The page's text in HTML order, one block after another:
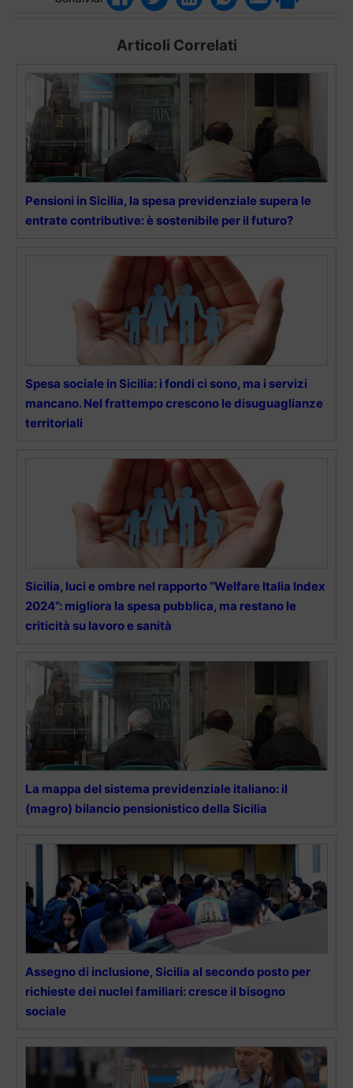
Articoli Correlati
Pensioni in Sicilia, la spesa previdenziale supera le
entrate contributive: è sostenibile per il futuro?
Spesa sociale in Sicilia: i fondi ci sono, ma i servizi
mancano. Nel frattempo crescono le disuguaglianze
territoriali
Sicilia, luci e ombre nel rapporto “Welfare Italia Index
2024”: migliora la spesa pubblica, ma restano le
criticità su lavoro e sanità
La mappa del sistema previdenziale italiano: il
(magro) bilancio pensionistico della Sicilia
Assegno di inclusione, Sicilia al secondo posto per
richieste dei nuclei familiari: cresce il bisogno
sociale